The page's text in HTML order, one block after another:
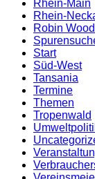
Rhein-Main
Rhein-
Robin
Start
Süd-West
Tansania
Termine
Themen
Tropenwald